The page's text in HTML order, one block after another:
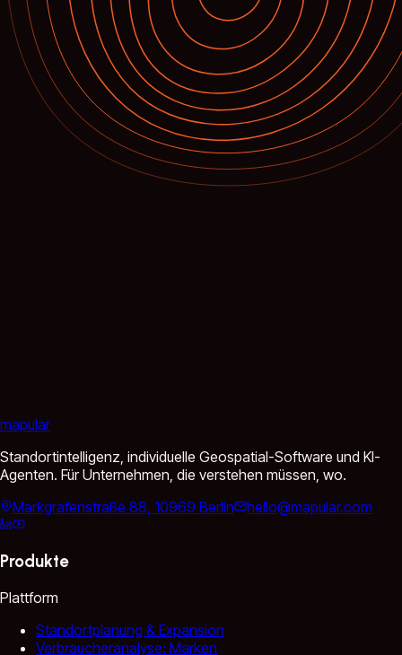
mapular
Standortintelligenz, individuelle Geospatial-Software und KI-
Agenten. Für Unternehmen, die verstehen müssen, wo.
Markgrafenstraße 88, 10969 Berlin
hello@mapular.com
Produkte
Plattform
Standortplanung & Expansion
Verbraucheranalyse: Marken